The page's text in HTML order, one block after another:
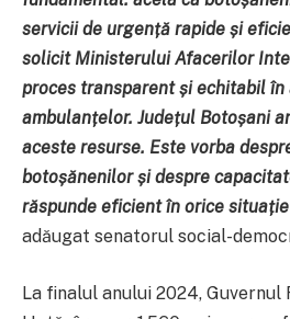
servicii de urgență rapide și
solicit Ministerului Afacerilor
proces transparent și echitabil în
ambulanțelor. Județul Botoșani
aceste resurse. Este vorba
botoșănenilor și despre
răspunde eficient în orice situație
adăugat senatorul social-
La finalul anului 2024, Guvernul